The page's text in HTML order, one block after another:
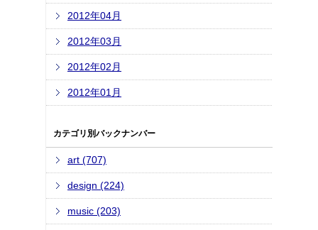
2012年04月
2012年03月
2012年02月
2012年01月
カテゴリ別バックナンバー
art (707)
design (224)
music (203)